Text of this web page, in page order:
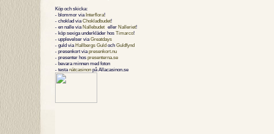
Köp och skicka:
- blommor viaInterflora!
- choklad viaChokladbudet!
- en nalle viaNallebudet eller Nalleriet!
- köp sexiga underkläder hos Timarco!
- upplevelser viaGreatdays
- guld viaHallbergs Guld och Guldfynd
- presenkort viapresenkort.nu
- presenter hos presenterna.se
- bevara minnen med foton
- testanätcasinon på Allacasinon.se